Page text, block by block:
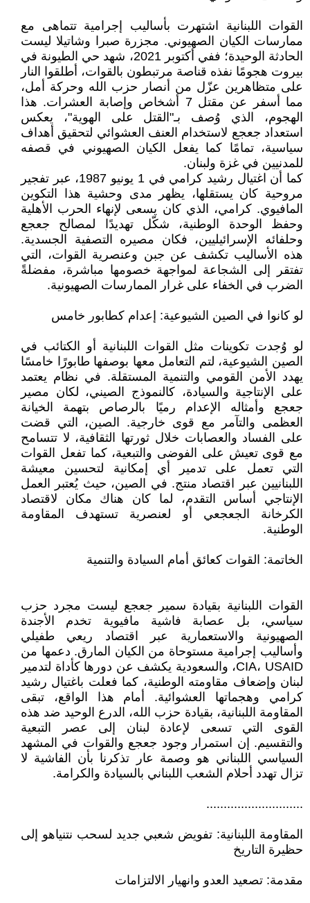
القوات اللبنانية اشتهرت بأساليب إجرامية تتماهى مع
ممارسات الكيان الصهيوني. مجزرة صبرا وشاتيلا ليست
الحادثة الوحيدة؛ ففي أكتوبر 2021، شهد حي الطيونة في
بيروت هجومًا نفذه قناصة مرتبطون بالقوات، أطلقوا النار
على متظاهرين عزّل من أنصار حزب الله وحركة أمل،
مما أسفر عن مقتل 7 أشخاص وإصابة العشرات. هذا
الهجوم، الذي وُصف بـ"القتل على الهوية"، يعكس
استعداد جعجع لاستخدام العنف العشوائي لتحقيق أهداف
سياسية، تمامًا كما يفعل الكيان الصهيوني في قصفه
للمدنيين في غزة ولبنان.
كما أن اغتيال رشيد كرامي في 1 يونيو 1987، عبر تفجير
مروحية كان يستقلها، يظهر مدى وحشية هذا التكوين
المافيوي. كرامي، الذي كان يسعى لإنهاء الحرب الأهلية
وحفظ الوحدة الوطنية، شكّل تهديدًا لمصالح جعجع
وحلفائه الإسرائيليين، فكان مصيره التصفية الجسدية.
هذه الأساليب تكشف عن جبن وعنصرية القوات، التي
تفتقر إلى الشجاعة لمواجهة خصومها مباشرة، مفضلةً
الضرب في الخفاء على غرار الممارسات الصهيونية.
لو كانوا في الصين الشيوعية: إعدام كطابور خامس
لو وُجدت تكوينات مثل القوات اللبنانية أو الكتائب في
الصين الشيوعية، لتم التعامل معها بوصفها طابورًا خامسًا
يهدد الأمن القومي والتنمية المستقلة. في نظام يعتمد
على الإنتاجية والسيادة، كالنموذج الصيني، لكان مصير
جعجع وأمثاله الإعدام رميًا بالرصاص بتهمة الخيانة
العظمى والتآمر مع قوى خارجية. الصين، التي قضت
على الفساد والعصابات خلال ثورتها الثقافية، لا تتسامح
مع قوى تعيش على الفوضى والتبعية، كما تفعل القوات
التي تعمل على تدمير أي إمكانية لتحسين معيشة
اللبنانيين عبر اقتصاد منتج. في الصين، حيث يُعتبر العمل
الإنتاجي أساس التقدم، لما كان هناك مكان لاقتصاد
الكرخانة الجعجعي أو لعنصرية تستهدف المقاومة
الوطنية.
الخاتمة: القوات كعائق أمام السيادة والتنمية
القوات اللبنانية بقيادة سمير جعجع ليست مجرد حزب
سياسي، بل عصابة فاشية مافيوية تخدم الأجندة
الصهيونية والاستعمارية عبر اقتصاد ريعي طفيلي
وأساليب إجرامية مستوحاة من الكيان المارق. دعمها من
CIA، USAID، والسعودية يكشف عن دورها كأداة لتدمير
لبنان وإضعاف مقاومته الوطنية، كما فعلت باغتيال رشيد
كرامي وهجماتها العشوائية. أمام هذا الواقع، تبقى
المقاومة اللبنانية، بقيادة حزب الله، الدرع الوحيد ضد هذه
القوى التي تسعى لإعادة لبنان إلى عصر التبعية
والتقسيم. إن استمرار وجود جعجع والقوات في المشهد
السياسي اللبناني هو وصمة عار تذكرنا بأن الفاشية لا
تزال تهدد أحلام الشعب اللبناني بالسيادة والكرامة.
............................
المقاومة اللبنانية: تفويض شعبي جديد لسحب نتنياهو إلى
حظيرة التاريخ
مقدمة: تصعيد العدو وانهيار الالتزامات